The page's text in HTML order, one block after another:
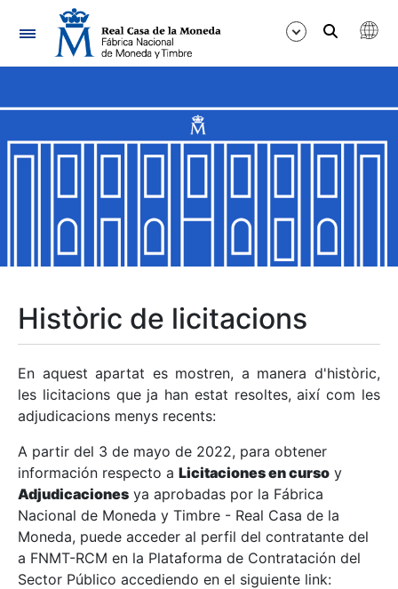
Navegació
Mostra/Amaga
Mostra/Amaga
Mostra/Amaga
Mostra/Amaga
Mostra/Amaga
Històric de licitacions
En aquest apartat es mostren, a manera d'històric,
les licitacions que ja han estat resoltes, així com les
adjudicacions menys recents:
A partir del 3 de mayo de 2022, para obtener
información respecto a Licitaciones en curso y
Adjudicaciones ya aprobadas por la Fábrica
Nacional de Moneda y Timbre - Real Casa de la
Moneda, puede acceder al perfil del contratante del
a FNMT-RCM en la Plataforma de Contratación del
Sector Público accediendo en el siguiente link: